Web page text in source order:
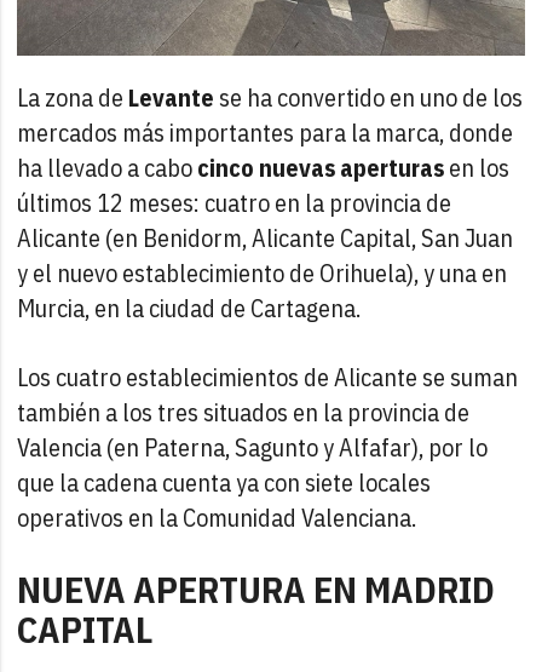
La zona de Levante se ha convertido en uno de los
mercados más importantes para la marca, donde
ha llevado a cabocinco nuevas aperturasen los
últimos 12 meses: cuatro en la provincia de
Alicante (en Benidorm, Alicante Capital, San Juan
y el nuevo establecimiento de Orihuela), y una en
Murcia, en la ciudad de Cartagena.
Los cuatro establecimientos de Alicante se suman
también a los tres situados en la provincia de
Valencia (en Paterna, Sagunto y Alfafar), por lo
que la cadena cuenta ya con siete locales
operativos en la Comunidad Valenciana.
NUEVA APERTURA EN MADRID
CAPITAL